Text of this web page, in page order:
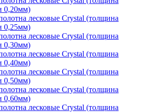
0,20мм)
лесковые Crystal (толщина
0,25мм)
лесковые Crystal (толщина
0,30мм)
лесковые Crystal (толщина
0,40мм)
лесковые Crystal (толщина
0,50мм)
лесковые Crystal (толщина
0,60мм)
лесковые Crystal (толщина